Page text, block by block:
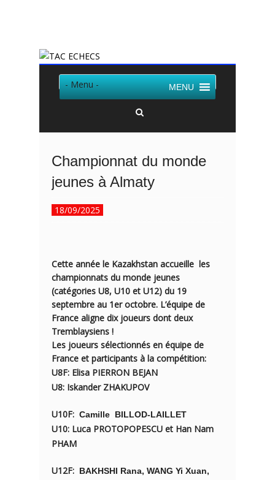
- Menu - MENU
Championnat du monde
jeunes à Almaty
18/09/2025
Cette année le Kazakhstan accueille les
championnats du monde jeunes
(catégories U8, U10 et U12) du 19
septembre au 1er octobre. L’équipe de
France aligne dix joueurs dont deux
Tremblaysiens !
Les joueurs sélectionnés en équipe de
France et participants à la compétition:
U8F: Elisa PIERRON BEJAN
U8: Iskander ZHAKUPOV
U10F​: Camille BILLOD-LAILLET
U10: Luca PROTOPOPESCU et Han Nam
PHAM
U12F: BAKHSHI Rana, WANG Yi Xuan,